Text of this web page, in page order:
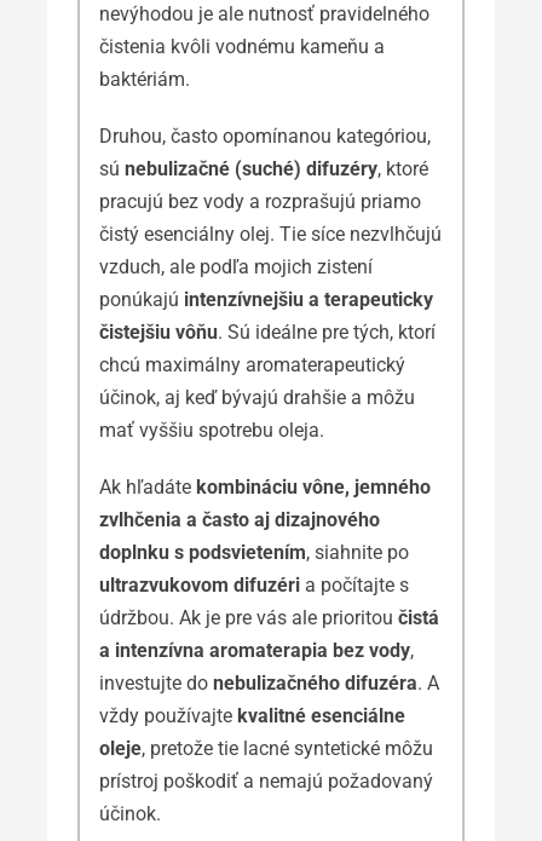
nevýhodou je ale nutnosť pravidelného
čistenia kvôli vodnému kameňu a
baktériám.
Druhou, často opomínanou kategóriou,
sú nebulizačné (suché) difuzéry, ktoré
pracujú bez vody a rozprašujú priamo
čistý esenciálny olej. Tie síce nezvlhčujú
vzduch, ale podľa mojich zistení
ponúkajú intenzívnejšiu a terapeuticky
čistejšiu vôňu. Sú ideálne pre tých, ktorí
chcú maximálny aromaterapeutický
účinok, aj keď bývajú drahšie a môžu
mať vyššiu spotrebu oleja.
Ak hľadáte kombináciu vône, jemného
zvlhčenia a často aj dizajnového
doplnku s podsvietením, siahnite po
ultrazvukovom difuzéri a počítajte s
údržbou. Ak je pre vás ale prioritou čistá
a intenzívna aromaterapia bez vody,
investujte do nebulizačného difuzéra. A
vždy používajte kvalitné esenciálne
oleje, pretože tie lacné syntetické môžu
prístroj poškodiť a nemajú požadovaný
účinok.